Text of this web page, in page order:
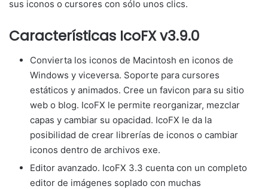
sus iconos o cursores con sólo unos clics.
Características IcoFX v3.9.0
Convierta los iconos de Macintosh en iconos de
Windows y viceversa. Soporte para cursores
estáticos y animados. Cree un favicon para su sitio
web o blog. IcoFX le permite reorganizar, mezclar
capas y cambiar su opacidad. IcoFX le da la
posibilidad de crear librerías de iconos o cambiar
iconos dentro de archivos exe.
Editor avanzado. IcoFX 3.3 cuenta con un completo
editor de imágenes soplado con muchas